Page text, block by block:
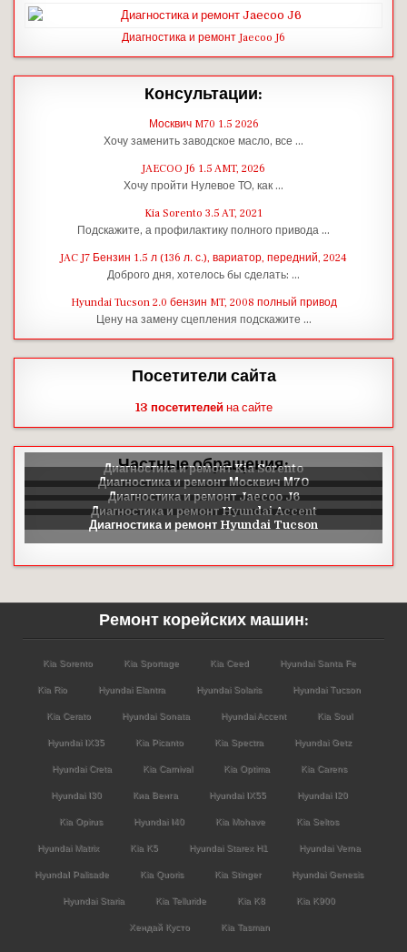
Диагностика и ремонт Jaecoo J6
Консультации:
Москвич M70 1.5 2026
Хочу заменить заводское масло, все …
JAECOO J6 1.5 AMT, 2026
Хочу пройти Нулевое ТО, как …
Kia Sorento 3.5 AT, 2021
Подскажите, а профилактику полного привода …
JAC J7 Бензин 1.5 л (136 л. с.), вариатор, передний, 2024
Доброго дня, хотелось бы сделать: …
Hyundai Tucson 2.0 бензин MT, 2008 полный привод
Цену на замену сцепления подскажите …
Посетители сайта
13 посетителейна сайте
Частные обращения:
Ремонт корейских машин:
Kia Sorento Kia Sportage Kia Ceed Hyundai Santa Fe
Kia Rio Hyundai Elantra Hyundai Solaris Hyundai Tucson
Kia Cerato Hyundai Sonata Hyundai Accent Kia Soul
Hyundai IX35 Kia Picanto Kia Spectra Hyundai Getz
Hyundai Creta Kia Carnival Kia Optima Kia Carens
Hyundai I30 Киа Венга Hyundai IX55 Hyundai I20
Kia Opirus Hyundai I40 Kia Mohave Kia Seltos
Hyundai Matrix Kia K5 Hyundai Starex H1 Hyundai Verna
HyundaI Palisade Kia Quoris Kia Stinger Hyundai Genesis
Hyundai Staria Kia Telluride Kia K8 Kia K900
Хендай Кусто Kia Tasman